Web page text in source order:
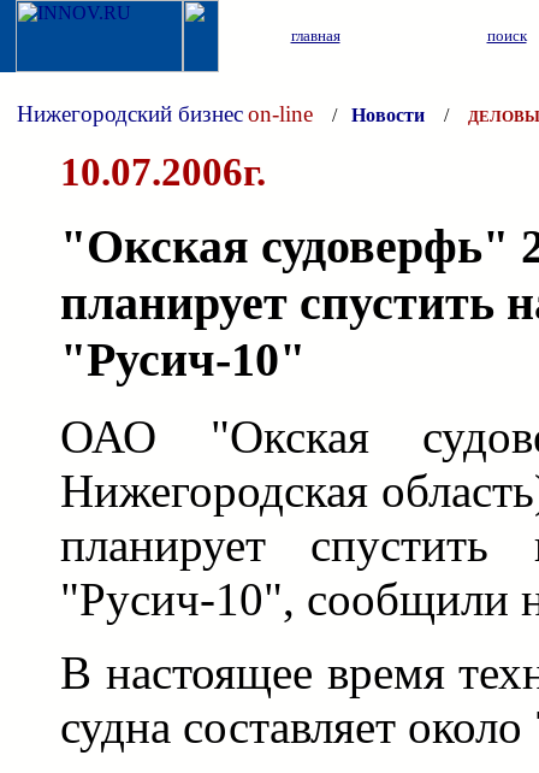
главная поиск
Нижегородский бизнесon-line / Новости /
10.07.2006г.
"Окская судоверфь"
планирует спустить
"Русич-10"
ОАО "Окская
Нижегородская
планирует
"Русич-10", сообщили
В настоящее время
судна составляет